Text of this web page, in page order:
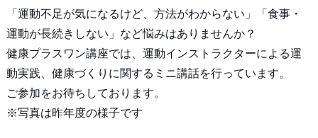
「運動不足が気になるけど、方法がわからない」「食事・
運動が長続きしない」など悩みはありませんか？
健康プラスワン講座では、運動インストラクターによる運
動実践、健康づくりに関するミニ講話を行っています。
ご参加をお待ちしております。
※写真は昨年度の様子です